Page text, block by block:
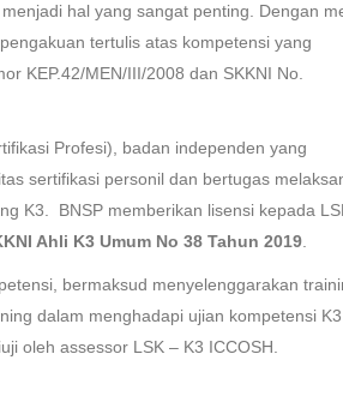
hal yang sangat penting. Dengan
tertulis atas kompetensi yang
KEP.42/MEN/III/2008 dan SKKNI No.
Profesi), badan independen yang
sertifikasi personil dan bertugas
K3. BNSP memberikan lisensi kepada
Ahli K3 Umum No 38 Tahun 2019
bermaksud menyelenggarakan
dalam menghadapi ujian kompetensi
oleh assessor LSK – K3 ICCOSH.